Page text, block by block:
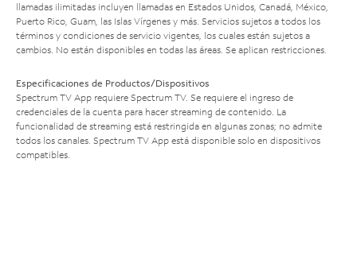
llamadas ilimitadas incluyen llamadas en Estados Unidos, Canadá, México,
Puerto Rico, Guam, las Islas Vírgenes y más. Servicios sujetos a todos los
términos y condiciones de servicio vigentes, los cuales están sujetos a
cambios. No están disponibles en todas las áreas. Se aplican restricciones.
Especificaciones de Productos/Dispositivos
Spectrum TV App requiere Spectrum TV. Se requiere el ingreso de
credenciales de la cuenta para hacer streaming de contenido. La
funcionalidad de streaming está restringida en algunas zonas; no admite
todos los canales. Spectrum TV App está disponible solo en dispositivos
compatibles.